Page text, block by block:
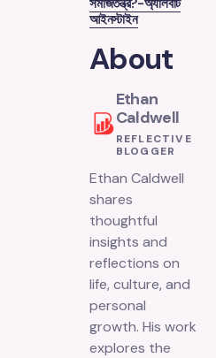
আইনস্টাইন
About
Ethan
Caldwell
REFLECTIVE
BLOGGER
Ethan Caldwell
shares
thoughtful
insights and
reflections on
life, culture, and
personal
growth. His work
explores the